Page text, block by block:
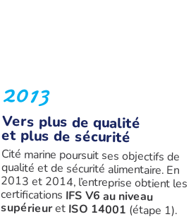
2013
Vers plus de qualité
et plus de sécurité
Cité marine poursuit ses objectifs de
qualité et de sécurité alimentaire. En
2013 et 2014, l’entreprise obtient les
certifications IFS V6 au niveau
supérieuret ISO 14001 (étape 1).